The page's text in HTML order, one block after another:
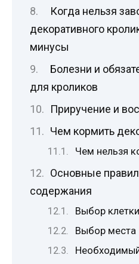
Когда нельзя
декоративного
минусы
Болезни и
для кроликов
Приручение и
Чем кормить
Чем нельзя
Основные
содержания
Выбор клетки
Выбор места